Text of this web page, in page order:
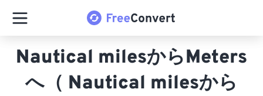
Nautical milesからMeters
へ（ Nautical milesから